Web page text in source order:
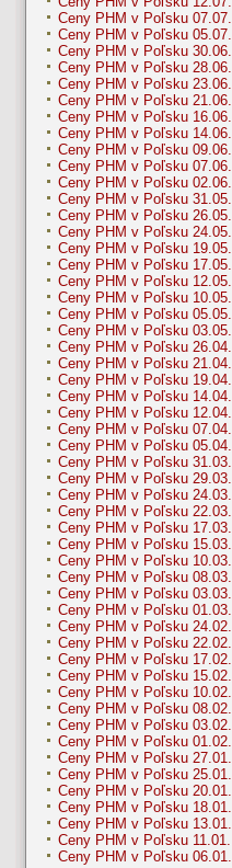
Ceny PHM v Poľsku 07.07.
Ceny PHM v Poľsku 05.07.
Ceny PHM v Poľsku 30.06.
Ceny PHM v Poľsku 28.06.
Ceny PHM v Poľsku 23.06.
Ceny PHM v Poľsku 21.06.
Ceny PHM v Poľsku 16.06.
Ceny PHM v Poľsku 14.06.
Ceny PHM v Poľsku 09.06.
Ceny PHM v Poľsku 07.06.
Ceny PHM v Poľsku 02.06.
Ceny PHM v Poľsku 31.05.
Ceny PHM v Poľsku 26.05.
Ceny PHM v Poľsku 24.05.
Ceny PHM v Poľsku 19.05.
Ceny PHM v Poľsku 17.05.
Ceny PHM v Poľsku 12.05.
Ceny PHM v Poľsku 10.05.
Ceny PHM v Poľsku 05.05.
Ceny PHM v Poľsku 03.05.
Ceny PHM v Poľsku 26.04.
Ceny PHM v Poľsku 21.04.
Ceny PHM v Poľsku 19.04.
Ceny PHM v Poľsku 14.04.
Ceny PHM v Poľsku 12.04.
Ceny PHM v Poľsku 07.04.
Ceny PHM v Poľsku 05.04.
Ceny PHM v Poľsku 31.03.
Ceny PHM v Poľsku 29.03.
Ceny PHM v Poľsku 24.03.
Ceny PHM v Poľsku 22.03.
Ceny PHM v Poľsku 17.03.
Ceny PHM v Poľsku 15.03.
Ceny PHM v Poľsku 10.03.
Ceny PHM v Poľsku 08.03.
Ceny PHM v Poľsku 03.03.
Ceny PHM v Poľsku 01.03.
Ceny PHM v Poľsku 24.02.
Ceny PHM v Poľsku 22.02.
Ceny PHM v Poľsku 17.02.
Ceny PHM v Poľsku 15.02.
Ceny PHM v Poľsku 10.02.
Ceny PHM v Poľsku 08.02.
Ceny PHM v Poľsku 03.02.
Ceny PHM v Poľsku 01.02.
Ceny PHM v Poľsku 27.01.
Ceny PHM v Poľsku 25.01.
Ceny PHM v Poľsku 20.01.
Ceny PHM v Poľsku 18.01.
Ceny PHM v Poľsku 13.01.
Ceny PHM v Poľsku 11.01.
Ceny PHM v Poľsku 06.01.